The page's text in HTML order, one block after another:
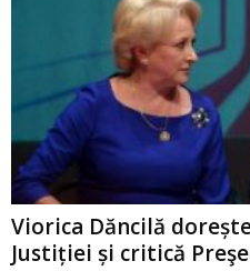
Viorica Dăncilă
Justiției și critică